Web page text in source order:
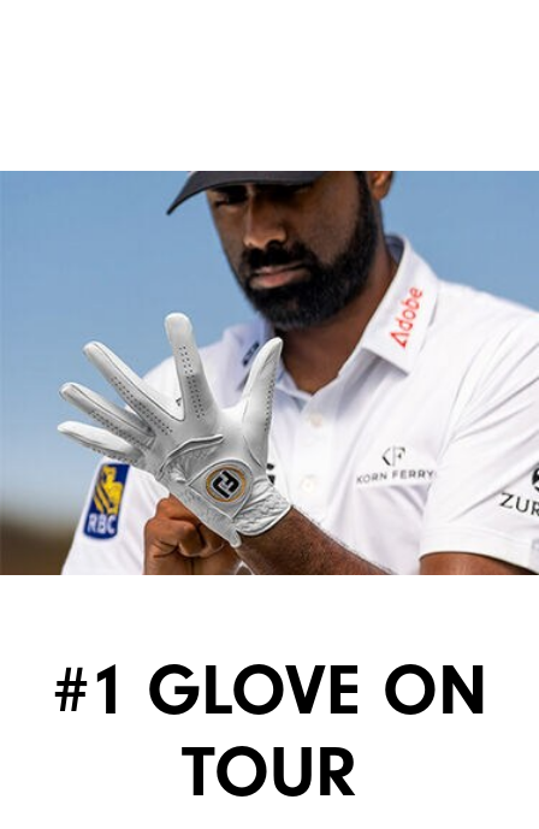
#1 GLOVE ON
TOUR